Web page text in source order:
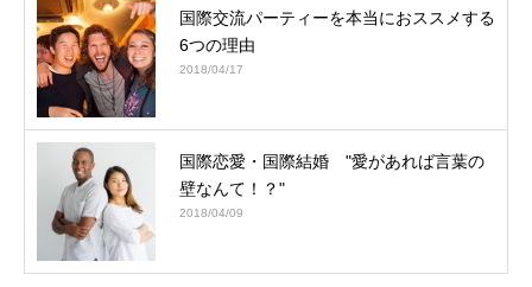
国際交流パーティーを本当におススメする
6つの理由
2018/04/17
国際恋愛・国際結婚 "愛があれば言葉の
壁なんて！？"
2018/04/09